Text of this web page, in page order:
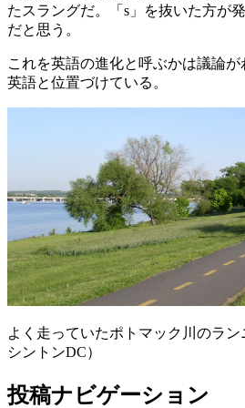
たスラングだ。「s」を抜いた方が
だと思う。
これを英語の進化と呼ぶかは議論
英語と位置づけている。
よく走っていたポトマック川のラ
シントンDC）
投稿ナビゲーション